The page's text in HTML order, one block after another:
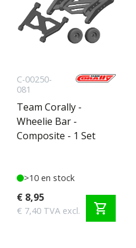
C-00250-
081
Team Corally -
Wheelie Bar -
Composite - 1 Set
>10 en stock
€ 8,95
€ 7,40 TVA excl. shopping_cart